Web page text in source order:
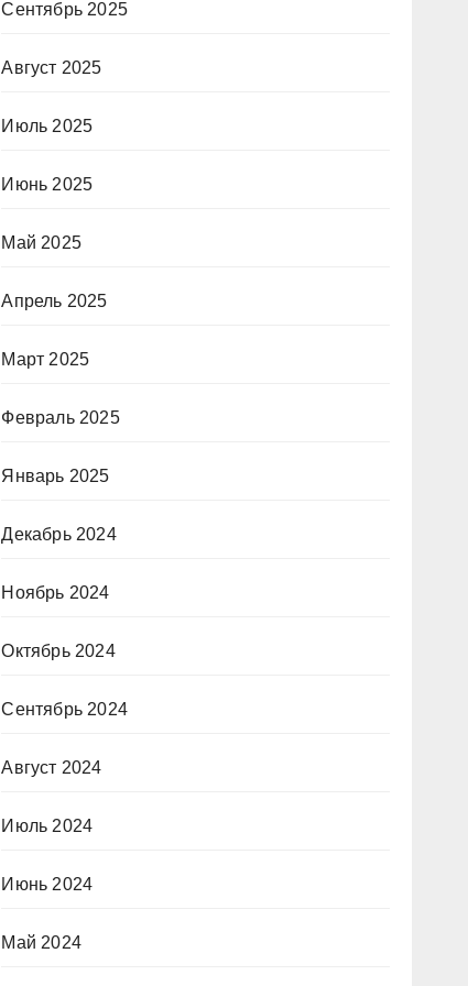
Сентябрь 2025
Август 2025
Июль 2025
Июнь 2025
Май 2025
Апрель 2025
Март 2025
Февраль 2025
Январь 2025
Декабрь 2024
Ноябрь 2024
Октябрь 2024
Сентябрь 2024
Август 2024
Июль 2024
Июнь 2024
Май 2024